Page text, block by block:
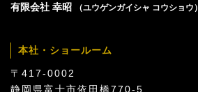
有限会社 幸昭 （ユウゲンガイシャ コウショウ）
本社・ショールーム
〒417-0002
静岡県富士市依田橋770-5